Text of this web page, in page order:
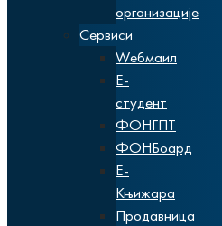
организације
Сервиси
Wебмаил
Е-
студент
ФОНГПТ
ФОНБоард
Е-
Књижара
Продавница